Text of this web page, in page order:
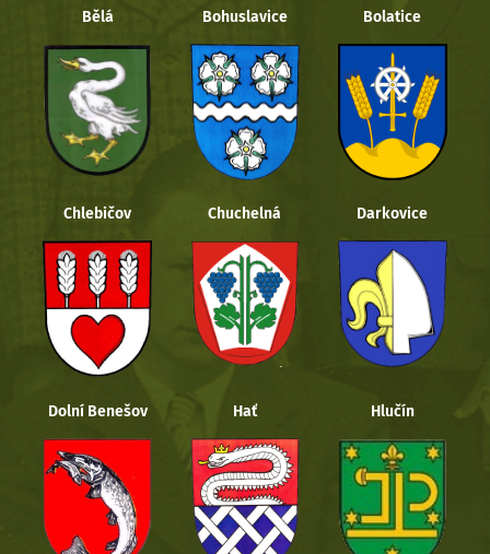
Bělá Bohuslavice Bolatice
Chlebičov Chuchelná Darkovice
Dolní Benešov Hať Hlučín